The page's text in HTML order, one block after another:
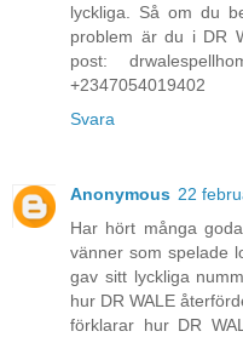
lyckliga. Så om du
problem är du i DR
post:
+2347054019402
Svara
Anonymous 22
Har hört många
vänner som spelade
gav sitt lyckliga
hur DR WALE
förklarar hur DR